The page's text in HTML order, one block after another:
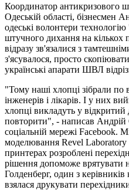
Координатор антикризового
Одеській області, бізнесмен
одеські волонтери
штучного дихання на кількох
відразу зв'язалися з
з'ясувалося, просто
українські апарати ШВЛ
"Тому наші хлопці зібрали по
інженерів і лікарів. І у них
хлопці викладуть у
повторити", - написав Андрій
соціальній мережі Facebook.
моделювання Revel
принтерах розроблені
рішення допоможе врятувати
Голденберг, один з
взялася друкувати